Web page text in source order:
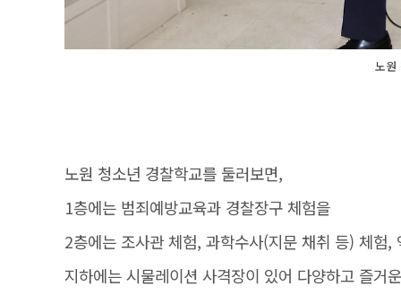
노원
노원 청소년 경찰학교를 둘러보면,
1층에는 범죄예방교육과 경찰장구 체험을
2층에는 조사관 체험, 과학수사(지문 채취 등) 체험,
지하에는 시물레이션 사격장이 있어 다양하고 즐거